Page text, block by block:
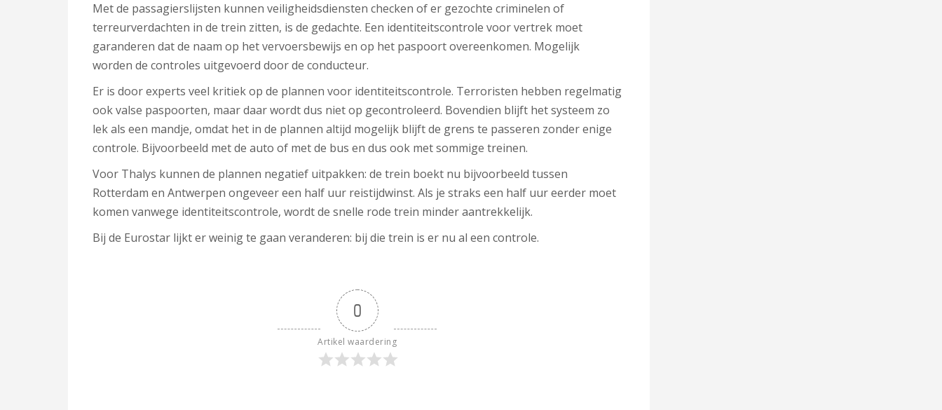
Met de passagierslijsten kunnen veiligheidsdiensten checken of er gezochte criminelen of
terreurverdachten in de trein zitten, is de gedachte. Een identiteitscontrole voor vertrek moet
garanderen dat de naam op het vervoersbewijs en op het paspoort overeenkomen. Mogelijk
worden de controles uitgevoerd door de conducteur.
Er is door experts veel kritiek op de plannen voor identiteitscontrole. Terroristen hebben regelmatig
ook valse paspoorten, maar daar wordt dus niet op gecontroleerd. Bovendien blijft het systeem zo
lek als een mandje, omdat het in de plannen altijd mogelijk blijft de grens te passeren zonder enige
controle. Bijvoorbeeld met de auto of met de bus en dus ook met sommige treinen.
Voor Thalys kunnen de plannen negatief uitpakken: de trein boekt nu bijvoorbeeld tussen
Rotterdam en Antwerpen ongeveer een half uur reistijdwinst. Als je straks een half uur eerder moet
komen vanwege identiteitscontrole, wordt de snelle rode trein minder aantrekkelijk.
Bij de Eurostar lijkt er weinig te gaan veranderen: bij die trein is er nu al een controle.
0
Artikel waardering